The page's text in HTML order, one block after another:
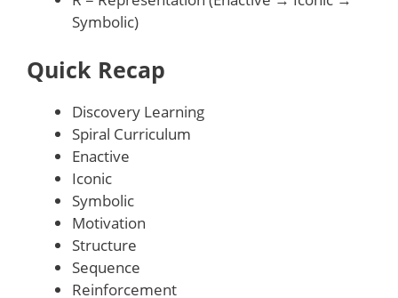
Symbolic)
Quick Recap
Discovery Learning
Spiral Curriculum
Enactive
Iconic
Symbolic
Motivation
Structure
Sequence
Reinforcement